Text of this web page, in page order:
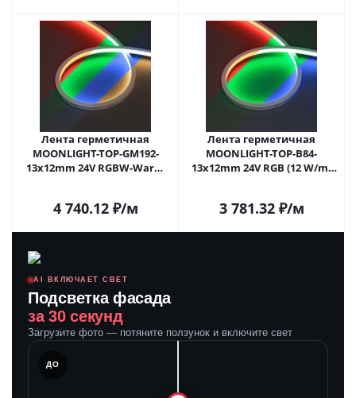
Лента герметичная
MOONLIGHT-TOP-GM192-
13x12mm 24V RGBW-Warm
года)
4 740.12₽/м
Лента герметичная
MOONLIGHT-TOP-B84-
13x12mm 24V RGB (12 W/m,
3 781.32₽/м
AI ВКЛЮЧАЕТ СВЕТ
Подсветка фасада
за 30 секунд
Загрузите фото — потяните ползунок и включите свет
ДО